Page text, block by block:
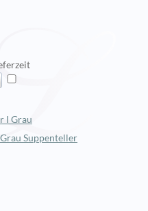
Suppenteller